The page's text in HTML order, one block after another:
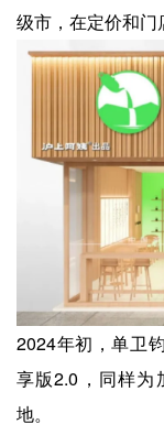
级市，在定价和门
2024年初，单卫
享版2.0，同样为
地。